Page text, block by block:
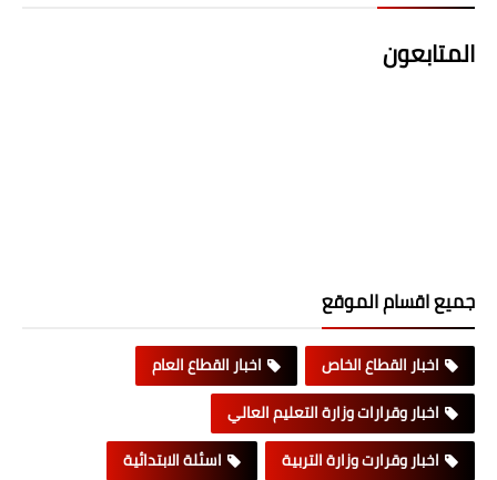
المتابعون
جميع اقسام الموقع
اخبار القطاع الخاص
اخبار القطاع العام
اخبار وقرارات وزارة التعليم العالي
اخبار وقرارت وزارة التربية
اسئلة الابتدائية